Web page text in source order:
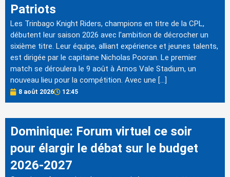
Patriots
Les Trinbago Knight Riders, champions en titre de la CPL,
débutent leur saison 2026 avec l'ambition de décrocher un
sixième titre. Leur équipe, alliant expérience et jeunes talents,
est dirigée par le capitaine Nicholas Pooran. Le premier
match se déroulera le 9 août à Arnos Vale Stadium, un
nouveau lieu pour la compétition. Avec une […]
8 août 2026 12:45
Dominique: Forum virtuel ce soir
pour élargir le débat sur le budget
2026-2027